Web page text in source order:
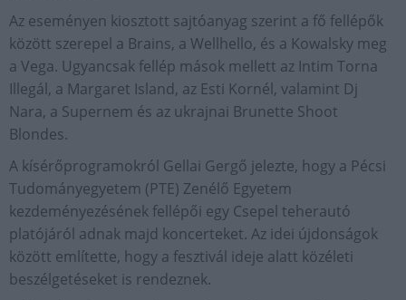
Az eseményen kiosztott sajtóanyag szerint a fő fellépők
között szerepel a Brains, a Wellhello, és a Kowalsky meg
a Vega. Ugyancsak fellép mások mellett az Intim Torna
Illegál, a Margaret Island, az Esti Kornél, valamint Dj
Nara, a Supernem és az ukrajnai Brunette Shoot
Blondes.
A kísérőprogramokról Gellai Gergő jelezte, hogy a Pécsi
Tudományegyetem (PTE) Zenélő Egyetem
kezdeményezésének fellépői egy Csepel teherautó
platójáról adnak majd koncerteket. Az idei újdonságok
között említette, hogy a fesztivál ideje alatt közéleti
beszélgetéseket is rendeznek.